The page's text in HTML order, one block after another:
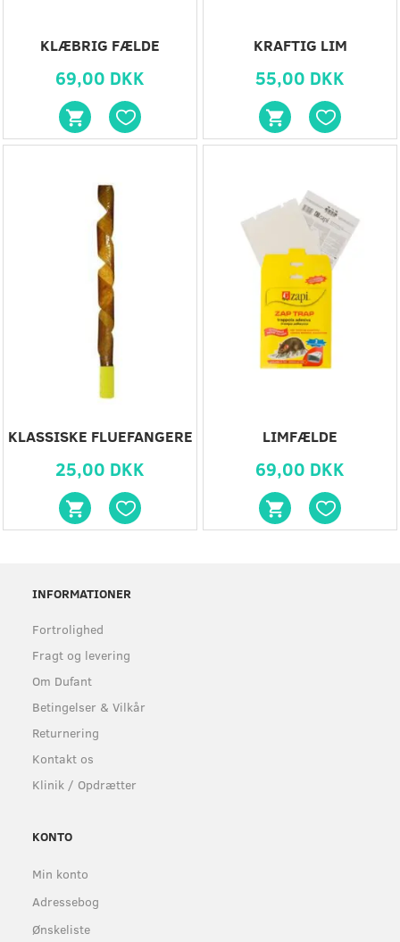
KLÆBRIG FÆLDE
69,00 DKK
KRAFTIG LIM
55,00 DKK
KLASSISKE FLUEFANGERE
25,00 DKK
LIMFÆLDE
69,00 DKK
INFORMATIONER
Fortrolighed
Fragt og levering
Om Dufant
Betingelser & Vilkår
Returnering
Kontakt os
Klinik / Opdrætter
KONTO
Min konto
Adressebog
Ønskeliste